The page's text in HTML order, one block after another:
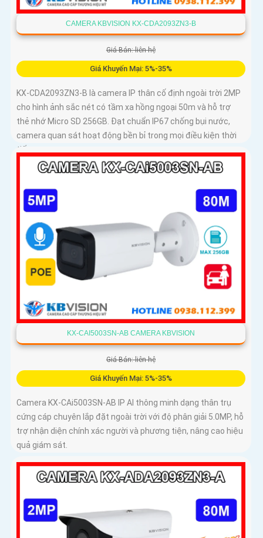
CAMERA KBVISION KX-CDA2093ZN3-B
Giá Bán: liên hệ
Giá Khuyến Mại: 5%-35%
KX-CDA2093ZN3-B là camera IP thân cố định ngoài trời 2MP
cho hình ảnh sắc nét có tầm xa hồng ngoại 50m và hỗ trợ
thẻ nhớ Micro SD 256GB. Đạt chuẩn IP67 chống bụi nước,
camera quan sát hoạt động bền bỉ trong mọi điều kiện thời
tiết
KX-CAI5003SN-AB CAMERA KBVISION
Giá Bán: liên hệ
Giá Khuyến Mại: 5%-35%
Camera KX-CAi5003SN-AB IP AI thông minh dạng thân trụ
cứng cáp chuyên lắp đặt ngoài trời với độ phân giải 5.0MP, hỗ
trợ nhận diện chính xác người và phương tiện, nâng cao hiệu
quả giám sát.